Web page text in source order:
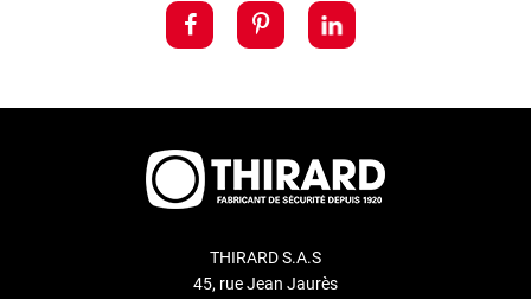
THIRARD S.A.S
45, rue Jean Jaurès